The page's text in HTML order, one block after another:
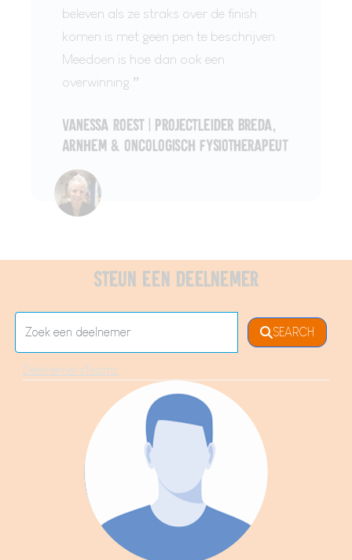
beleven als ze straks over de finish
komen is met geen pen te beschrijven.
Meedoen is hoe dan ook een
overwinning.”
Vanessa Roest | Projectleider Breda,
Arnhem & oncologisch fysiotherapeut
Steun een deelnemer
SEARCH
DeelnemersTeams